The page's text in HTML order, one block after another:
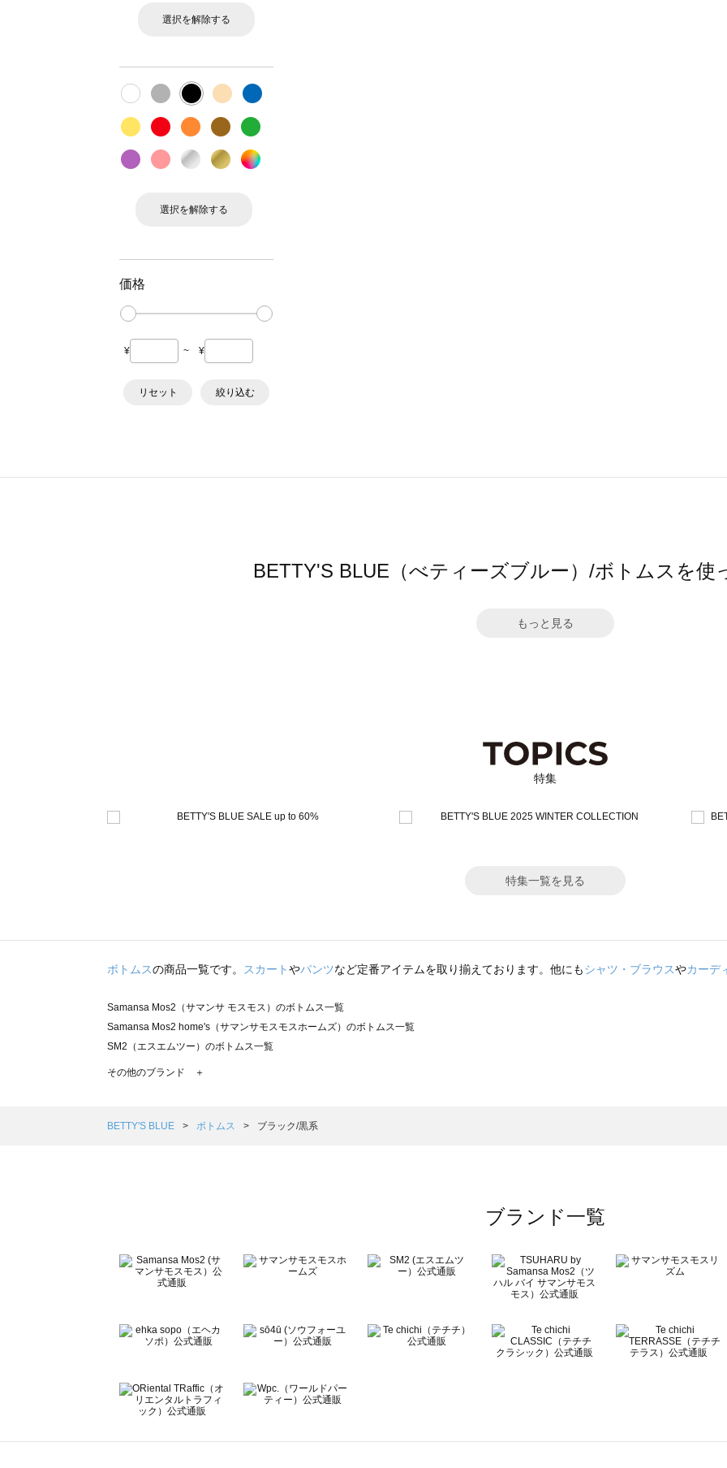
選択を解除する
選択を解除する
価格
¥ ~ ¥
リセット 絞り込む
BETTY'S BLUE（べティーズブルー）/ボトムスを使
もっと見る
特集
特集一覧を見る
ボトムスの商品一覧です。 スカートやパンツなど定番アイテムを取り揃えております。他にもシャツ・ブラウスやカーデ
Samansa Mos2（サマンサ モスモス）のボトムス一覧
Samansa Mos2 home's（サマンサモスモスホームズ）のボトムス一覧
SM2（エスエムツー）のボトムス一覧
TSUHARU by Samansa Mos2（ツハルバイサマンサモスモス）のボトムス一覧
Samansa Mos2 Lagom（サマンサモスモス ラーゴム）のボトムス一覧
BETTY'S BLUE（べティーズブルー）のボトムス一覧
Wpc.（ワールドパーティー）のボトムス一覧
その他のブランド ＋
BETTY'S BLUE ボトムス ブラック/黒系
ブランド一覧